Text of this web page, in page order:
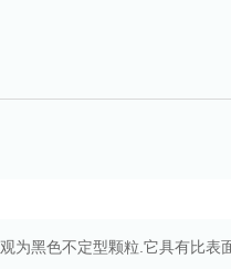
黑色不定型颗粒.它具有比表